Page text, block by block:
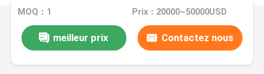
collaboratif ABB
MOQ：1 Prix：20000~50000USD
meilleur prix Contactez nous